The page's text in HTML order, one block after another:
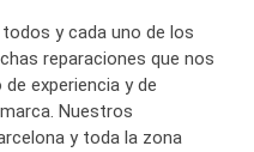
y cada uno de los
reparaciones que nos
experiencia y de
Nuestros
y toda la zona